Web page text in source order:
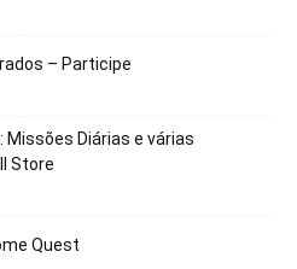
– Participe
Missões Diárias e várias
Store
Quest